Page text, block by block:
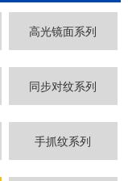
高光镜面系列
同步对纹系列
手抓纹系列